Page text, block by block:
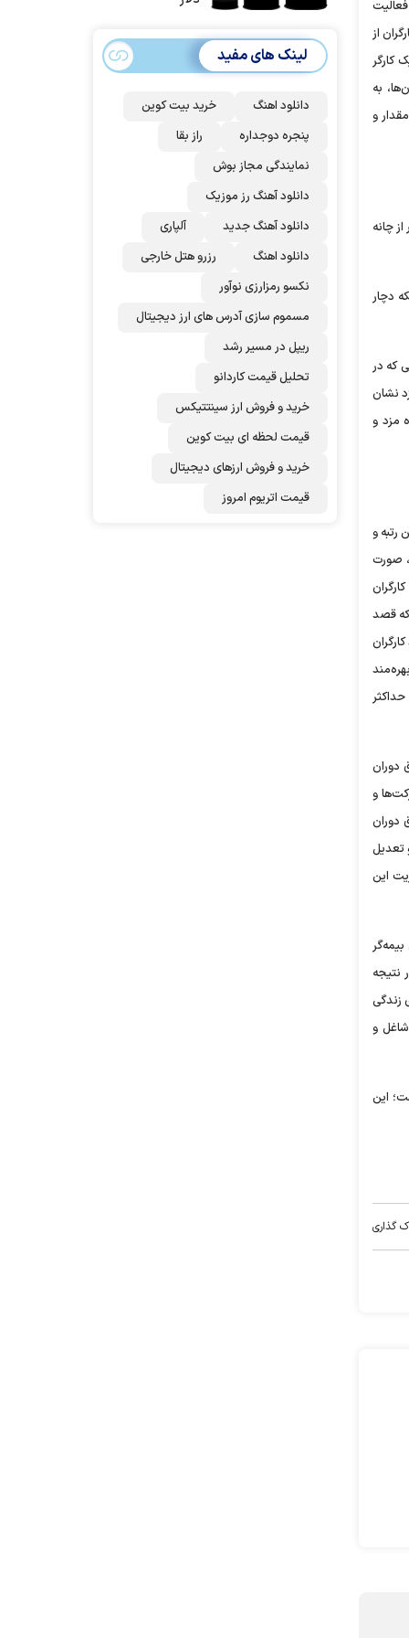
از
کارگر
به
و
چانه
دچار
که در
نشان
مزد و
رتبه و
صورت
قصد
دوران
و
دوران
تعدیل
این
نتیجه
زندگی
شاغل و
این
گذاری
است، درست
است؟
لینک های مفید
دانلود اهنگ
خرید بیت کوین
پنجره دوجداره
راز بقا
نمایندگی مجاز بوش
دانلود آهنگ رز‌ موزیک
دانلود آهنگ جدید
آلپاری
دانلود اهنگ
رزرو هتل خارجی
نکسو رمزارزی نوآور
مسموم سازی آدرس های ارز دیجیتال
ریپل در مسیر رشد
تحلیل قیمت کاردانو
خرید و فروش ارز سینتتیکس
قیمت لحظه ای بیت کوین
خرید و فروش ارزهای دیجیتال
قیمت اتریوم امروز